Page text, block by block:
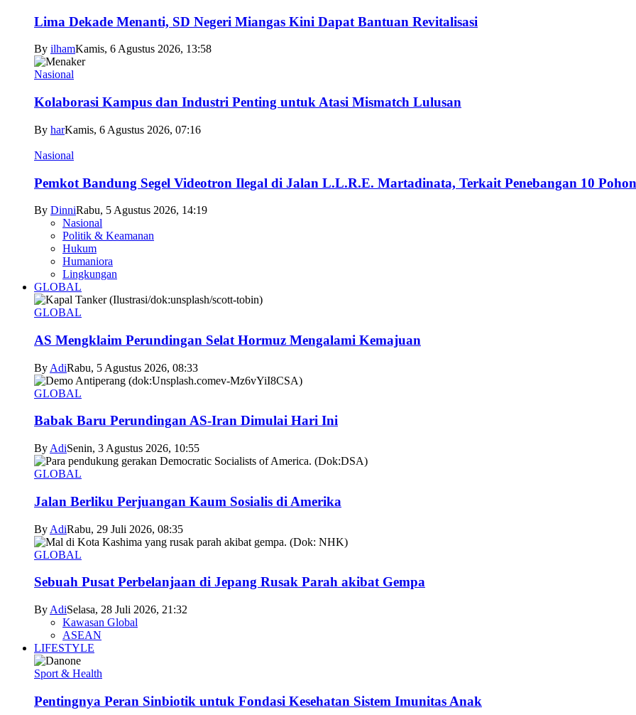
Lima Dekade Menanti, SD Negeri Miangas Kini Dapat Bantuan Revitalisasi
By ilhamKamis, 6 Agustus 2026, 13:58
Nasional
Kolaborasi Kampus dan Industri Penting untuk Atasi Mismatch Lulusan
By harKamis, 6 Agustus 2026, 07:16
Nasional
Pemkot Bandung Segel Videotron Ilegal di Jalan L.L.R.E. Martadinata, Terkait Penebangan 10 Pohon
By DinniRabu, 5 Agustus 2026, 14:19
Nasional
Politik & Keamanan
Hukum
Humaniora
Lingkungan
GLOBAL
GLOBAL
AS Mengklaim Perundingan Selat Hormuz Mengalami Kemajuan
By AdiRabu, 5 Agustus 2026, 08:33
GLOBAL
Babak Baru Perundingan AS-Iran Dimulai Hari Ini
By AdiSenin, 3 Agustus 2026, 10:55
GLOBAL
Jalan Berliku Perjuangan Kaum Sosialis di Amerika
By AdiRabu, 29 Juli 2026, 08:35
GLOBAL
Sebuah Pusat Perbelanjaan di Jepang Rusak Parah akibat Gempa
By AdiSelasa, 28 Juli 2026, 21:32
Kawasan Global
ASEAN
LIFESTYLE
Sport & Health
Pentingnya Peran Sinbiotik untuk Fondasi Kesehatan Sistem Imunitas Anak